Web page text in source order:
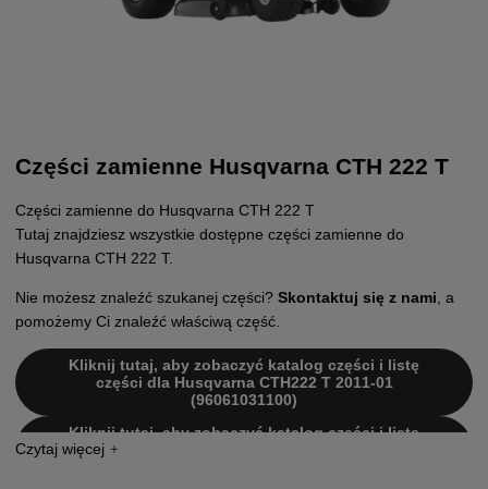
Części zamienne Husqvarna CTH 222 T
Części zamienne do Husqvarna CTH 222 T
Tutaj znajdziesz wszystkie dostępne części zamienne do
Husqvarna CTH 222 T.
Nie możesz znaleźć szukanej części? Skontaktuj się z nami , a
pomożemy Ci znaleźć właściwą część.
Kliknij tutaj, aby zobaczyć katalog części i listę
części dla Husqvarna CTH222 T 2011-01
(96061031100)
Kliknij tutaj, aby zobaczyć katalog części i listę
części dla Husqvarna CTH222 T 2010-11